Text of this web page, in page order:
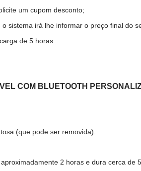
um cupom desconto;
sistema irá lhe informar o preço final do
de 5 horas.
COM BLUETOOTH
(que pode ser removida).
2 horas e dura cerca de